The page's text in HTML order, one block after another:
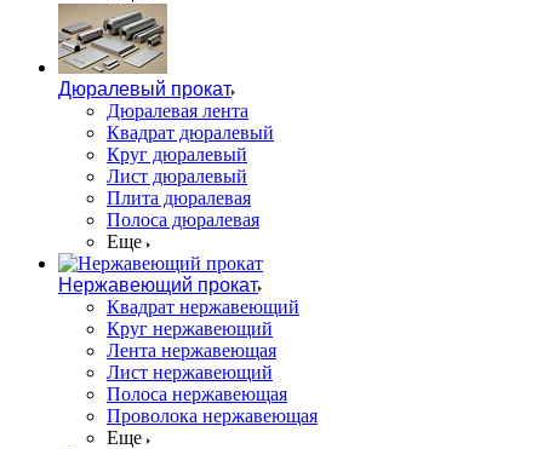
Дюралевый прокат
Дюралевая лента
Квадрат дюралевый
Круг дюралевый
Лист дюралевый
Плита дюралевая
Полоса дюралевая
Еще
Нержавеющий прокат
Квадрат нержавеющий
Круг нержавеющий
Лента нержавеющая
Лист нержавеющий
Полоса нержавеющая
Проволока нержавеющая
Еще